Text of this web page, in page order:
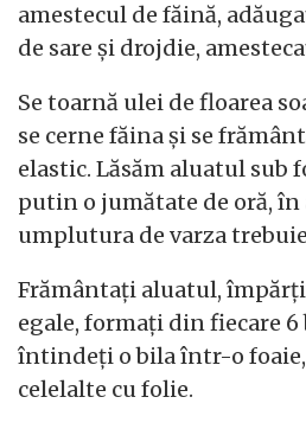
amestecul de făină,
de sare și drojdie,
Se toarnă ulei de floarea
se cerne făina și se
elastic. Lăsăm aluatul sub
putin o jumătate de oră, în
umplutura de varza trebuie
Frământați aluatul,
egale, formați din fiecare
întindeți o bila într-o
celelalte cu folie.